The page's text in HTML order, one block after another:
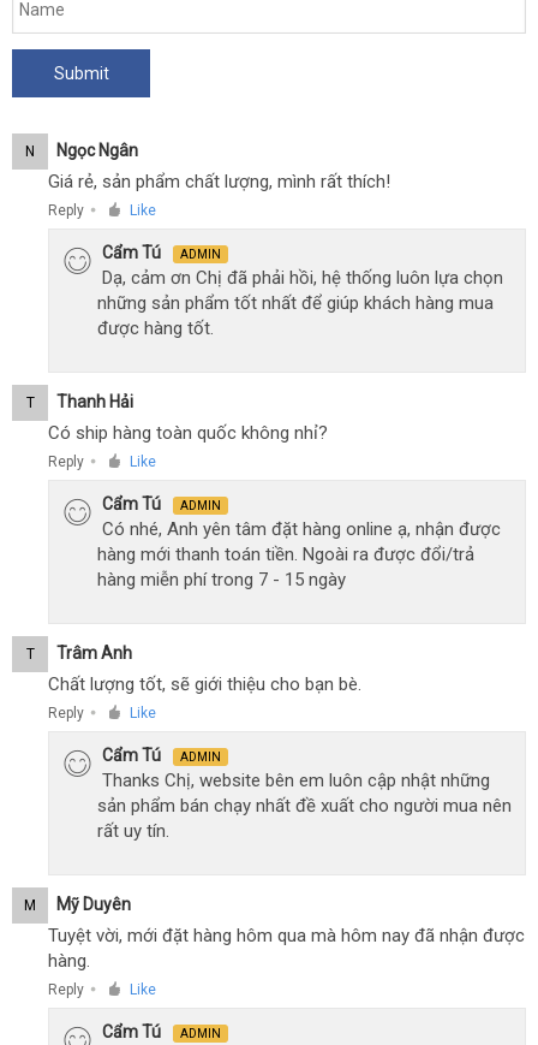
N Ngọc Ngân
Giá rẻ, sản phẩm chất lượng, mình rất thích!
Reply ● Like
Cẩm Tú ADMIN
Dạ, cảm ơn Chị đã phải hồi, hệ thống luôn lựa chọn
những sản phẩm tốt nhất để giúp khách hàng mua
được hàng tốt.
T Thanh Hải
Có ship hàng toàn quốc không nhỉ?
Reply ● Like
Cẩm Tú ADMIN
Có nhé, Anh yên tâm đặt hàng online ạ, nhận được
hàng mới thanh toán tiền. Ngoài ra được đổi/trả
hàng miễn phí trong 7 - 15 ngày
T Trâm Anh
Chất lượng tốt, sẽ giới thiệu cho bạn bè.
Reply ● Like
Cẩm Tú ADMIN
Thanks Chị, website bên em luôn cập nhật những
sản phẩm bán chạy nhất đề xuất cho người mua nên
rất uy tín.
M Mỹ Duyên
Tuyệt vời, mới đặt hàng hôm qua mà hôm nay đã nhận được
hàng.
Reply ● Like
Cẩm Tú ADMIN